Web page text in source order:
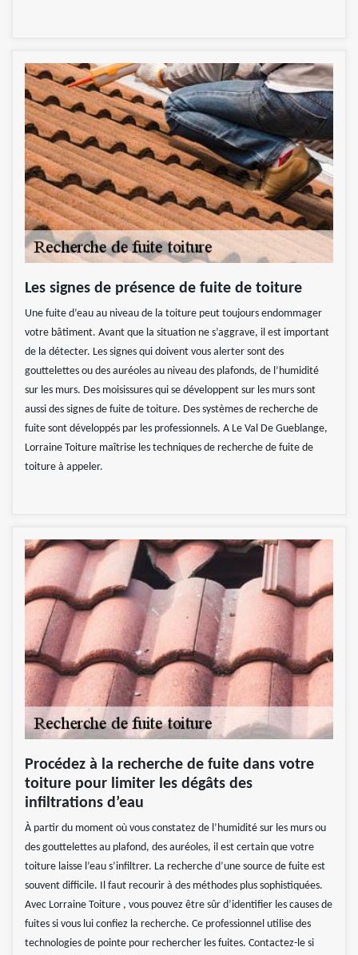
Les signes de présence de fuite de toiture
Une fuite d’eau au niveau de la toiture peut toujours endommager
votre bâtiment. Avant que la situation ne s’aggrave, il est important
de la détecter. Les signes qui doivent vous alerter sont des
gouttelettes ou des auréoles au niveau des plafonds, de l’humidité
sur les murs. Des moisissures qui se développent sur les murs sont
aussi des signes de fuite de toiture. Des systèmes de recherche de
fuite sont développés par les professionnels. A Le Val De Gueblange,
Lorraine Toiture maîtrise les techniques de recherche de fuite de
toiture à appeler.
Procédez à la recherche de fuite dans votre
toiture pour limiter les dégâts des
infiltrations d’eau
À partir du moment où vous constatez de l’humidité sur les murs ou
des gouttelettes au plafond, des auréoles, il est certain que votre
toiture laisse l’eau s’infiltrer. La recherche d’une source de fuite est
souvent difficile. Il faut recourir à des méthodes plus sophistiquées.
Avec Lorraine Toiture , vous pouvez être sûr d’identifier les causes de
fuites si vous lui confiez la recherche. Ce professionnel utilise des
technologies de pointe pour rechercher les fuites. Contactez-le si